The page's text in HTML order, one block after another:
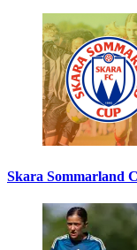
Skara Sommarland